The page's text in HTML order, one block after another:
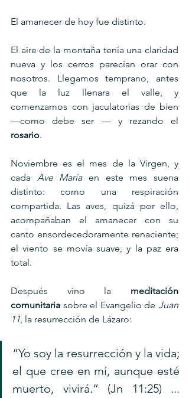
El amanecer de hoy fue distinto.
El aire de la montaña tenía una claridad
nueva y los cerros parecían orar con
nosotros. Llegamos temprano, antes
que la luz llenara el valle, y
comenzamos con jaculatorias de bien
rosario.
Noviembre es el mes de la Virgen, y
cada Ave María en este mes suena
distinto: como una respiración
compartida. Las aves, quizá por ello,
acompañaban el amanecer con su
canto ensordecedoramente renaciente;
el viento se movía suave, y la paz era
total.
Después vino la meditación
comunitaria sobre el Evangelio de Juan
11 , la resurrección de Lázaro:
“Yo soy la resurrección y la vida;
el que cree en mí, aunque esté
muerto, vivirá.” (Jn 11:25) ...